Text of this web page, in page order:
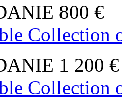
800 €
Collection
1 200 €
Collection